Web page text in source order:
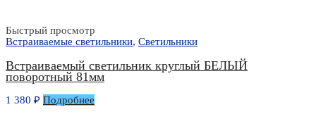
Быстрый просмотр
Встраиваемые светильники, Светильники
Встраиваемый светильник круглый БЕЛЫЙ
поворотный 81мм
1 380 ₽ Подробнее